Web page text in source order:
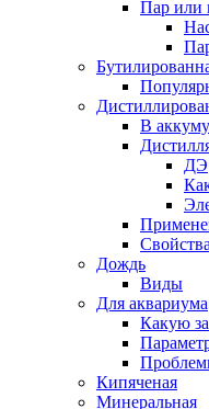
Пар или
В
ДЭ
Свойства
Дождь
Виды
Для аквариума
Какую
Кипяченая
Минеральная